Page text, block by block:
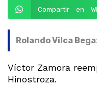
Compartir en
Rolando Vilca
Víctor Zamora
Hinostroza.